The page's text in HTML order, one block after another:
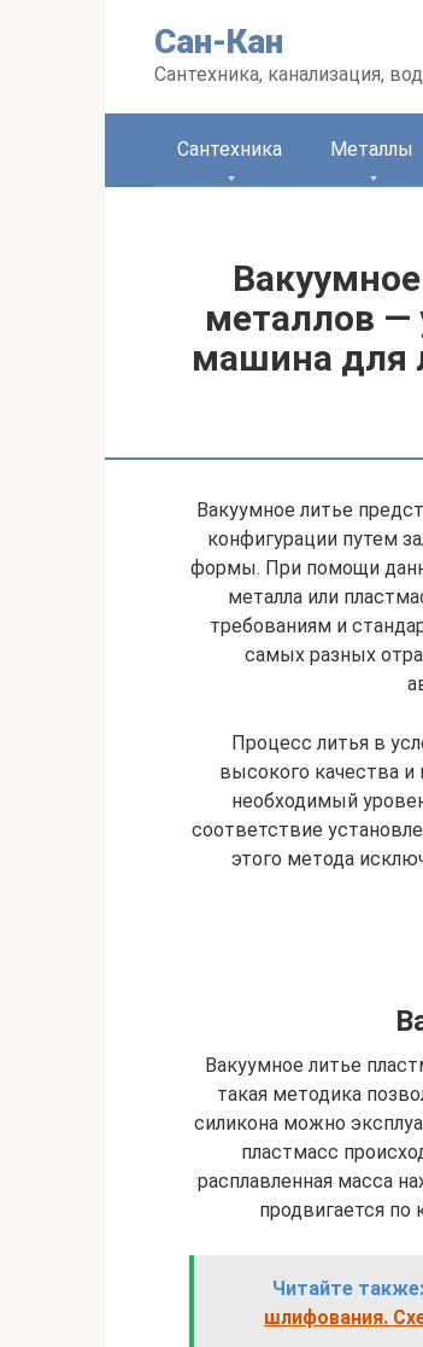
Сан-Кан
Сантехника, канализация,
Сантехника Металлы
металлов —
машина для
Вакуумное литье
конфигурации путем
формы. При помощи
металла или
требованиям и
самых разных
Процесс литья в
высокого качества и
необходимый
соответствие
этого метода
Вакуумное литье
такая методика
силикона можно
пластмасс
расплавленная масса
продвигается по
Читайте также:
шлифования.